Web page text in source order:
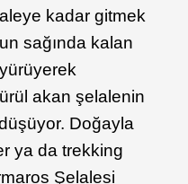
kadar gitmek
sağında kalan
akan şelalenin
Doğayla
ya da trekking
Şelalesi